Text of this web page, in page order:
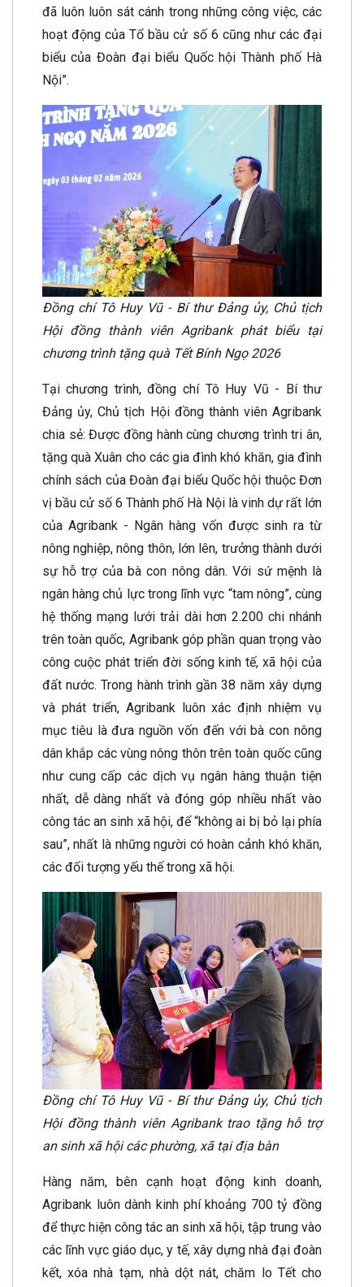
đã luôn luôn sát cánh trong những công việc, các
hoạt động của Tổ bầu cử số 6 cũng như các đại
biểu của Đoàn đại biểu Quốc hội Thành phố Hà
Nội”.
Đồng chí Tô Huy Vũ - Bí thư Đảng ủy, Chủ tịch
Hội đồng thành viên Agribank phát biểu tại
chương trình tặng quà Tết Bính Ngọ 2026
Tại chương trình, đồng chí Tô Huy Vũ - Bí thư
Đảng ủy, Chủ tịch Hội đồng thành viên Agribank
chia sẻ: Được đồng hành cùng chương trình tri ân,
tặng quà Xuân cho các gia đình khó khăn, gia đình
chính sách của Đoàn đại biểu Quốc hội thuộc Đơn
vị bầu cử số 6 Thành phố Hà Nội là vinh dự rất lớn
của Agribank - Ngân hàng vốn được sinh ra từ
nông nghiệp, nông thôn, lớn lên, trưởng thành dưới
sự hỗ trợ của bà con nông dân. Với sứ mệnh là
ngân hàng chủ lực trong lĩnh vực “tam nông”, cùng
hệ thống mạng lưới trải dài hơn 2.200 chi nhánh
trên toàn quốc, Agribank góp phần quan trọng vào
công cuộc phát triển đời sống kinh tế, xã hội của
đất nước. Trong hành trình gần 38 năm xây dựng
và phát triển, Agribank luôn xác định nhiệm vụ
mục tiêu là đưa nguồn vốn đến với bà con nông
dân khắp các vùng nông thôn trên toàn quốc cũng
như cung cấp các dịch vụ ngân hàng thuận tiện
nhất, dễ dàng nhất và đóng góp nhiều nhất vào
công tác an sinh xã hội, để “không ai bị bỏ lại phía
sau”, nhất là những người có hoàn cảnh khó khăn,
các đối tượng yếu thế trong xã hội.
Đồng chí Tô Huy Vũ - Bí thư Đảng ủy, Chủ tịch
Hội đồng thành viên Agribank trao tặng hỗ trợ
an sinh xã hội các phường, xã tại địa bàn
Hàng năm, bên cạnh hoạt động kinh doanh,
Agribank luôn dành kinh phí khoảng 700 tỷ đồng
để thực hiện công tác an sinh xã hội, tập trung vào
các lĩnh vực giáo dục, y tế, xây dựng nhà đại đoàn
kết, xóa nhà tạm, nhà dột nát, chăm lo Tết cho